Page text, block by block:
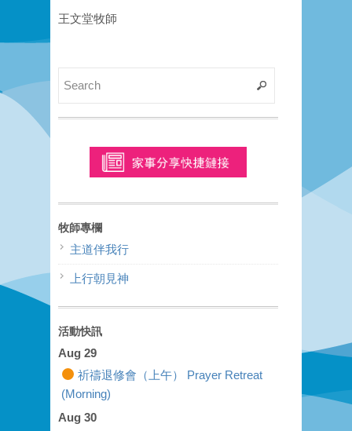
王文堂牧師
牧師專欄
主道伴我行
上行朝見神
活動快訊
Aug 29
祈禱退修會（上午） Prayer Retreat
(Morning)
Aug 30